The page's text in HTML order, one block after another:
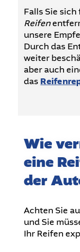
Falls Sie sich
Reifen
unsere
Durch das
weiter
aber auch
das
Wie
eine
der
Achten Sie
und Sie
Ihr Reifen